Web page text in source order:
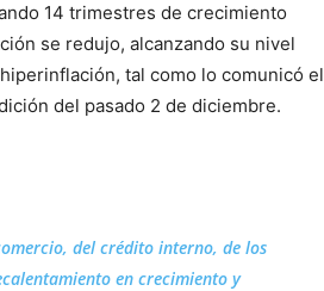
14 trimestres de crecimiento
se redujo, alcanzando su nivel
tal como lo comunicó el
del pasado 2 de diciembre.
del crédito interno, de los
en crecimiento y